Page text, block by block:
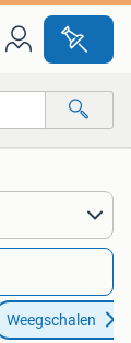
Weegschalen